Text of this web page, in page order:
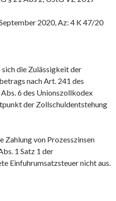
2020, Az: 4 K 47/20
die Zulässigkeit der
nach Art. 241 des
6 des Unionszollkodex
der Zollschuldentstehung
Zahlung von Prozesszinsen
1 Satz 1 der
Einfuhrumsatzsteuer nicht aus.